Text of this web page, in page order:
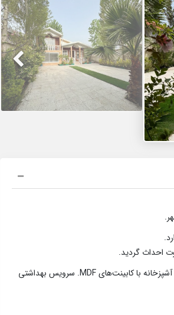
دارای 3 اتاق خواب بزرگ و نورگیر و دلباز، سالن نورگیر با پنجره‌های دوجداره، آشپزخانه با کابینت‌های MDF. سرویس بهداشتی